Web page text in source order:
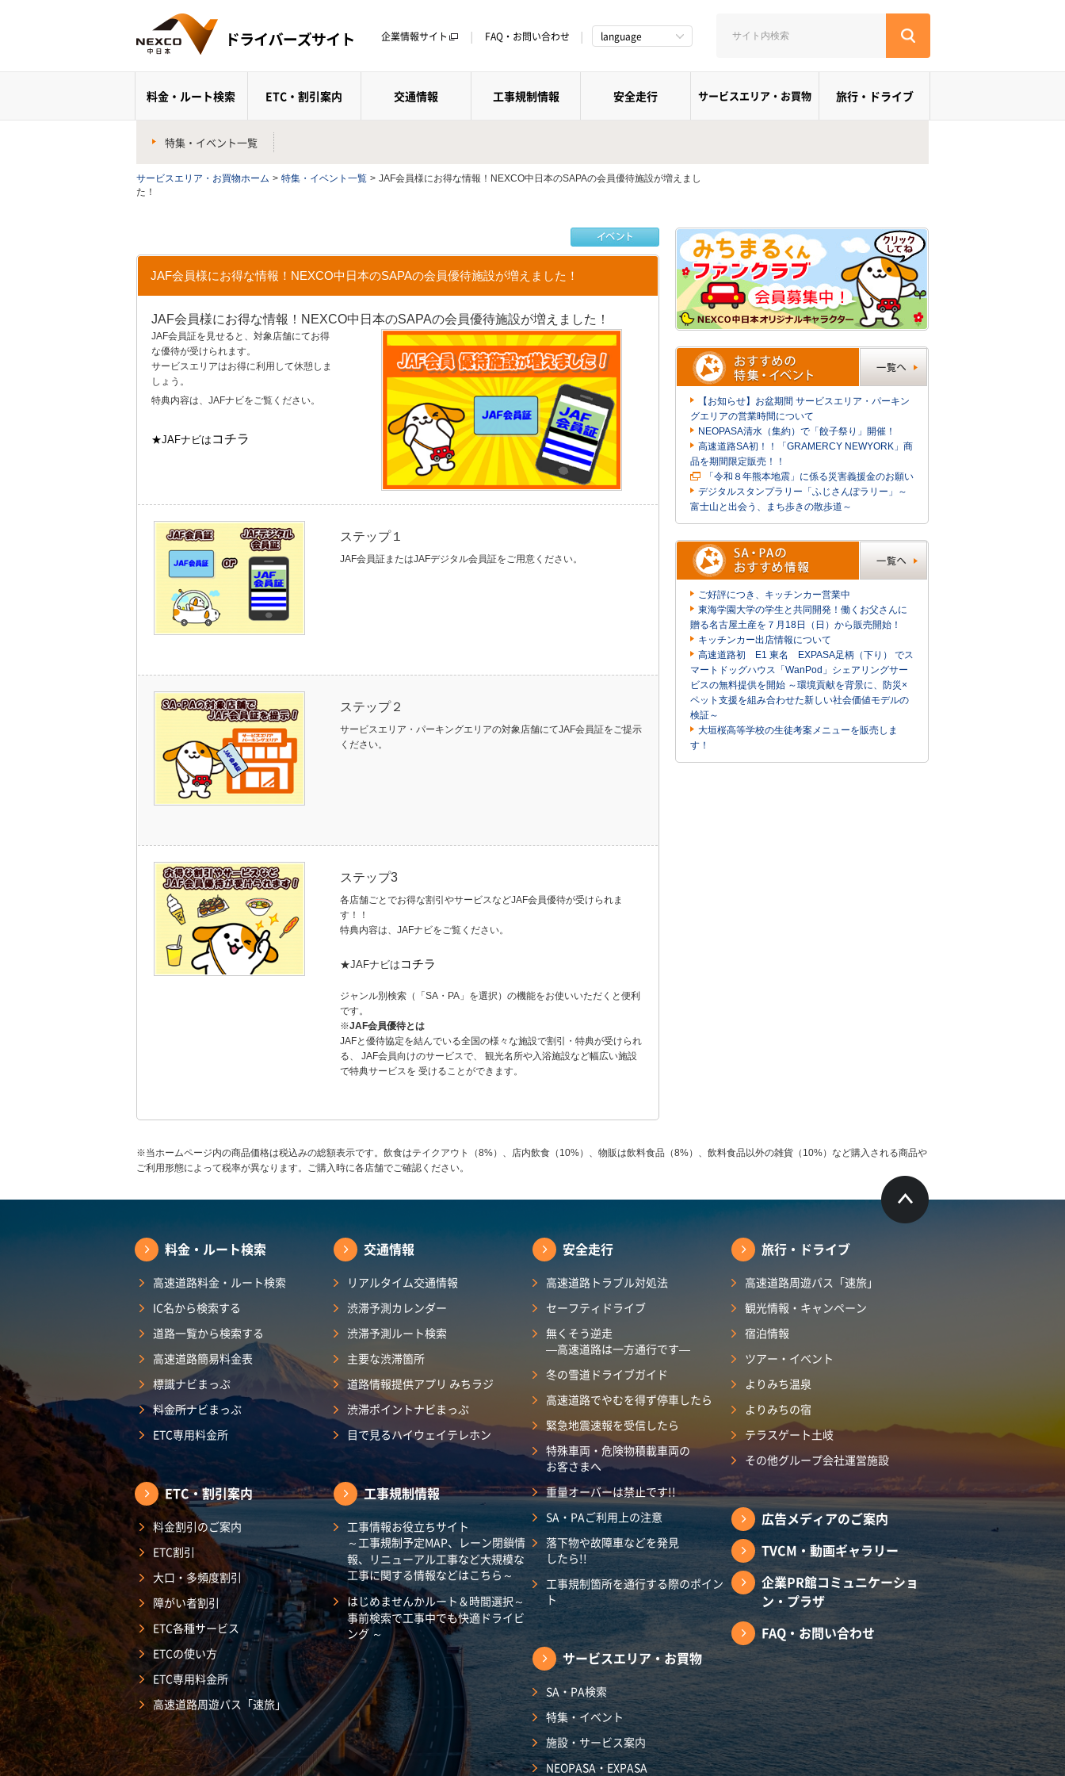
企業情報サイト FAQ・お問い合わせ language
料金・ルート検索 ETC・割引案内 交通情報 工事規制情報 安全走行 サービスエリア・お買物 旅行・ドライブ
特集・イベント一覧
サービスエリア・お買物ホーム > 特集・イベント一覧 > JAF会員様にお得な情報！NEXCO中日本のSAPAの会員優待施設が増えまし
た！
JAF会員様にお得な情報！NEXCO中日本のSAPAの会員優待施設が増えました！
JAF会員様にお得な情報！NEXCO中日本のSAPAの会員優待施設が増えました！
JAF会員証を見せると、対象店舗にてお得
な優待が受けられます。
サービスエリアはお得に利用して休憩しま
しょう。
特典内容は、JAFナビをご覧ください。
★JAFナビは コチラ
ステップ１
JAF会員証またはJAFデジタル会員証をご用意ください。
ステップ２
サービスエリア・パーキングエリアの対象店舗にてJAF会員証をご提示
ください。
ステップ3
各店舗ごとでお得な割引やサービスなどJAF会員優待が受けられま
す！！
特典内容は、JAFナビをご覧ください。
★JAFナビは コチラ
ジャンル別検索（「SA・PA」を選択）の機能をお使いいただくと便利
です。
※JAF会員優待とは
JAFと優待協定を結んでいる全国の様々な施設で割引・特典が受けられ
る、 JAF会員向けのサービスで、 観光名所や入浴施設など幅広い施設
で特典サービスを 受けることができます。
【お知らせ】お盆期間 サービスエリア・パーキン
グエリアの営業時間について
NEOPASA清水（集約）で「餃子祭り」開催！
高速道路SA初！！「GRAMERCY NEWYORK」商
品を期間限定販売！！
「令和８年熊本地震」に係る災害義援金のお願い
デジタルスタンプラリー「ふじさんぽラリー」～
富士山と出会う、まち歩きの散歩道～
ご好評につき、キッチンカー営業中
東海学園大学の学生と共同開発！働くお父さんに
贈る名古屋土産を７月18日（日）から販売開始！
キッチンカー出店情報について
高速道路初 E1 東名 EXPASA足柄（下り） でス
マートドッグハウス「WanPod」シェアリングサー
ビスの無料提供を開始 ～環境貢献を背景に、防災×
ペット支援を組み合わせた新しい社会価値モデルの
検証～
大垣桜高等学校の生徒考案メニューを販売しま
す！
※当ホームページ内の商品価格は税込みの総額表示です。飲食はテイクアウト（8%）、店内飲食（10%）、物販は飲料食品（8%）、飲料食品以外の雑貨（10%）など購入される商品や
ご利用形態によって税率が異なります。ご購入時に各店舗でご確認ください。
料金・ルート検索
高速道路料金・ルート検索
IC名から検索する
道路一覧から検索する
高速道路簡易料金表
標識ナビまっぷ
料金所ナビまっぷ
ETC専用料金所
ETC・割引案内
料金割引のご案内
ETC割引
大口・多頻度割引
障がい者割引
ETC各種サービス
ETCの使い方
ETC専用料金所
高速道路周遊パス「速旅」
交通情報
リアルタイム交通情報
渋滞予測カレンダー
渋滞予測ルート検索
主要な渋滞箇所
道路情報提供アプリ みちラジ
渋滞ポイントナビまっぷ
目で見るハイウェイテレホン
工事規制情報
工事情報お役立ちサイト
～工事規制予定MAP、レーン閉鎖情
報、リニューアル工事など大規模な
工事に関する情報などはこちら～
はじめませんかルート＆時間選択～
事前検索で工事中でも快適ドライビ
ング ～
安全走行
高速道路トラブル対処法
セーフティドライブ
無くそう逆走
―高速道路は一方通行です―
冬の雪道ドライブガイド
高速道路でやむを得ず停車したら
緊急地震速報を受信したら
特殊車両・危険物積載車両の
お客さまへ
重量オーバーは禁止です!!
SA・PAご利用上の注意
落下物や故障車などを発見
したら!!
工事規制箇所を通行する際のポイン
ト
サービスエリア・お買物
SA・PA検索
特集・イベント
施設・サービス案内
NEOPASA・EXPASA
旅行・ドライブ
高速道路周遊パス「速旅」
観光情報・キャンペーン
宿泊情報
ツアー・イベント
よりみち温泉
よりみちの宿
テラスゲート土岐
その他グループ会社運営施設
広告メディアのご案内
TVCM・動画ギャラリー
企業PR館コミュニケーショ
ン・プラザ
FAQ・お問い合わせ